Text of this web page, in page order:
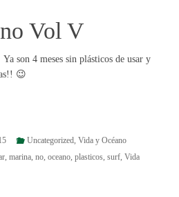
Vol V
Ya son 4 meses sin plásticos de usar y
😉
Uncategorized, Vida y Océano
, marina, no, oceano, plasticos, surf, Vida